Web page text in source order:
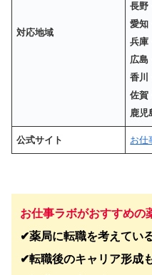
対応地域
長野
愛知
兵庫
広島
香川
佐賀
鹿児
公式サイト お仕
お仕事ラボがおすすめの
✔︎薬局に転職を考えてい
✔︎転職後のキャリア形成